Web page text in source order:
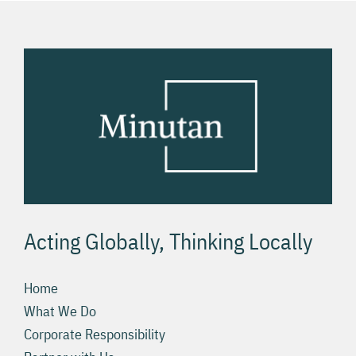
Acting Globally, Thinking Locally
Home
What We Do
Corporate Responsibility